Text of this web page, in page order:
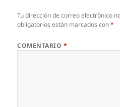
Tu dirección de correo electrónico
obligatorios están marcados con*
COMENTARIO *